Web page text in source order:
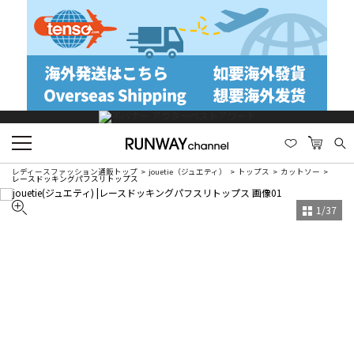
レディースファッション通販トップ jouetie（ジュエティ） トップス カットソー
レースドッキングパフスリトップス
1 /37